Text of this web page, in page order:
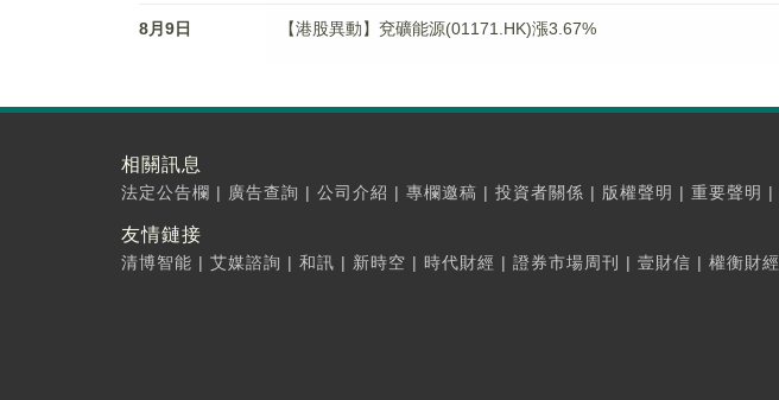
8月9日 【港股異動】兗礦能源(01171.HK)漲3.67%
相關訊息
法定公告欄 | 廣告查詢 | 公司介紹 | 專欄邀稿 | 投資者關係 | 版權聲明 | 重要聲明 |
友情鏈接
清博智能 | 艾媒諮詢 | 和訊 | 新時空 | 時代財經 | 證券市場周刊 | 壹財信 | 權衡財經